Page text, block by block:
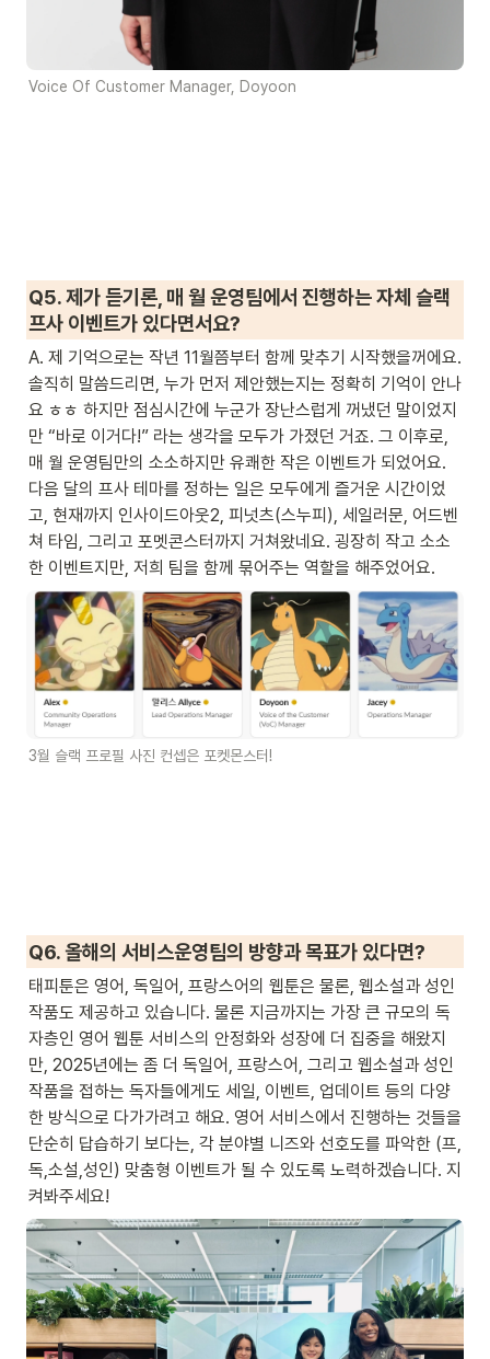
Voice Of Customer Manager, Doyoon
Q5. 제가 듣기론, 매 월 운영팀에서 진행하는 자체 슬랙
프사 이벤트가 있다면서요?
A. 제 기억으로는 작년 11월쯤부터 함께 맞추기 시작했을꺼에요.
솔직히 말씀드리면, 누가 먼저 제안했는지는 정확히 기억이 안나
요 ㅎㅎ 하지만 점심시간에 누군가 장난스럽게 꺼냈던 말이었지
만 “바로 이거다!” 라는 생각을 모두가 가졌던 거죠. 그 이후로,
매 월 운영팀만의 소소하지만 유쾌한 작은 이벤트가 되었어요.
다음 달의 프사 테마를 정하는 일은 모두에게 즐거운 시간이었
고, 현재까지 인사이드아웃2, 피넛츠(스누피), 세일러문, 어드벤
쳐 타임, 그리고 포멧콘스터까지 거쳐왔네요. 굉장히 작고 소소
한 이벤트지만, 저희 팀을 함께 묶어주는 역할을 해주었어요.
3월 슬랙 프로필 사진 컨셉은 포켓몬스터!
Q6. 올해의 서비스운영팀의 방향과 목표가 있다면?
태피툰은 영어, 독일어, 프랑스어의 웹툰은 물론, 웹소설과 성인
작품도 제공하고 있습니다. 물론 지금까지는 가장 큰 규모의 독
자층인 영어 웹툰 서비스의 안정화와 성장에 더 집중을 해왔지
만, 2025년에는 좀 더 독일어, 프랑스어, 그리고 웹소설과 성인
작품을 접하는 독자들에게도 세일, 이벤트, 업데이트 등의 다양
한 방식으로 다가가려고 해요. 영어 서비스에서 진행하는 것들을
단순히 답습하기 보다는, 각 분야별 니즈와 선호도를 파악한 (프,
독,소설,성인) 맞춤형 이벤트가 될 수 있도록 노력하겠습니다. 지
켜봐주세요!